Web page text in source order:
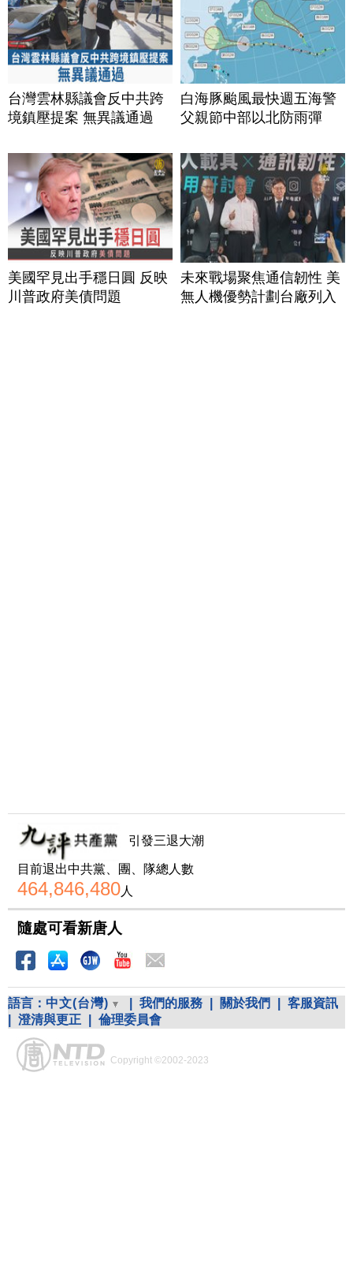
台灣雲林縣議會反中共跨
境鎮壓提案 無異議通過
白海豚颱風最快週五海警
父親節中部以北防雨彈
美國罕見出手穩日圓 反映
川普政府美債問題
未來戰場聚焦通信韌性 美
無人機優勢計劃台廠列入
引發三退大潮
目前退出中共黨、團、隊總人數
464,846,480人
隨處可看新唐人
語言： 中文(台灣) 我們的服務 關於我們
客服資訊
澄清與更正 倫理委員會
Copyright ©2002-2023